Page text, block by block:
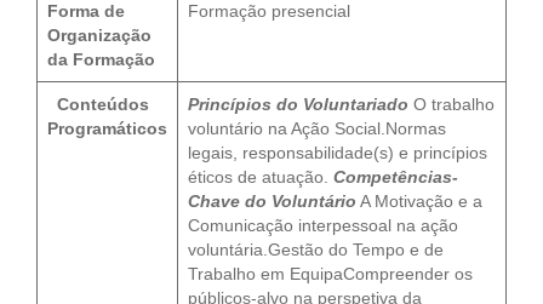
Forma de
Organização
da Formação
Formação presencial
Conteúdos
Programáticos
Princípios do Voluntariado O trabalho
voluntário na Ação Social.Normas
legais, responsabilidade(s) e princípios
éticos de atuação. Competências-
Chave do Voluntário A Motivação e a
Comunicação interpessoal na ação
voluntária.Gestão do Tempo e de
Trabalho em EquipaCompreender os
públicos-alvo na perspetiva da